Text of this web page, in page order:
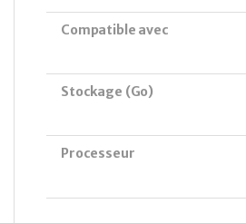
Compatible avec
Stockage (Go)
Processeur